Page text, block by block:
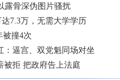
露骨深伪图片骚扰
7.3万，无需大学学历
被撞4次
：逼宫、双党魁同场对坐
被拒 把政府告上法庭